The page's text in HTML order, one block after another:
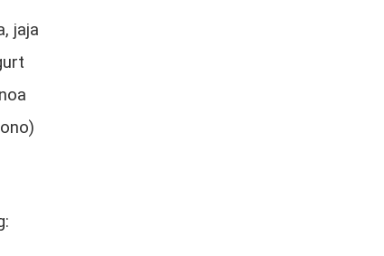
jaja